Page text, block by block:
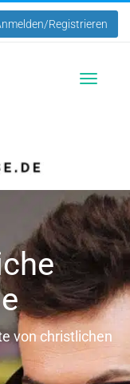
Registrieren
von christlichen